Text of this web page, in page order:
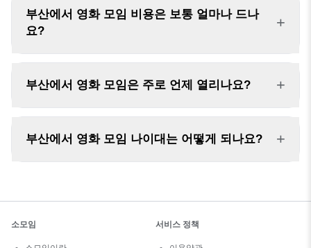
부산에서 영화 모임 비용은 보통 얼마나 드나
요?
+
부산에서 영화 모임은 주로 언제 열리나요? +
부산에서 영화 모임 나이대는 어떻게 되나요? +
소모임 서비스 정책